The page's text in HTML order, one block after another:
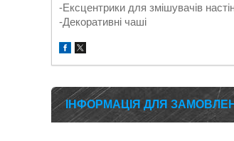
-Ексцентрики для змішувачів
-Декоративні чаші
ІНФОРМАЦІЯ ДЛЯ